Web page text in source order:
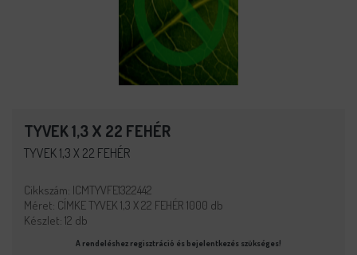
TYVEK 1,3 X 22 FEHÉR
TYVEK 1,3 X 22 FEHÉR
Cikkszám: ICMTYVFE1322442
Méret: CÍMKE TYVEK 1,3 X 22 FEHÉR 1000 db
Készlet: 12 db
A rendeléshez regisztráció és bejelentkezés szükséges!